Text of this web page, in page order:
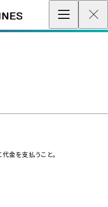
ワーク
金を支払うこと。